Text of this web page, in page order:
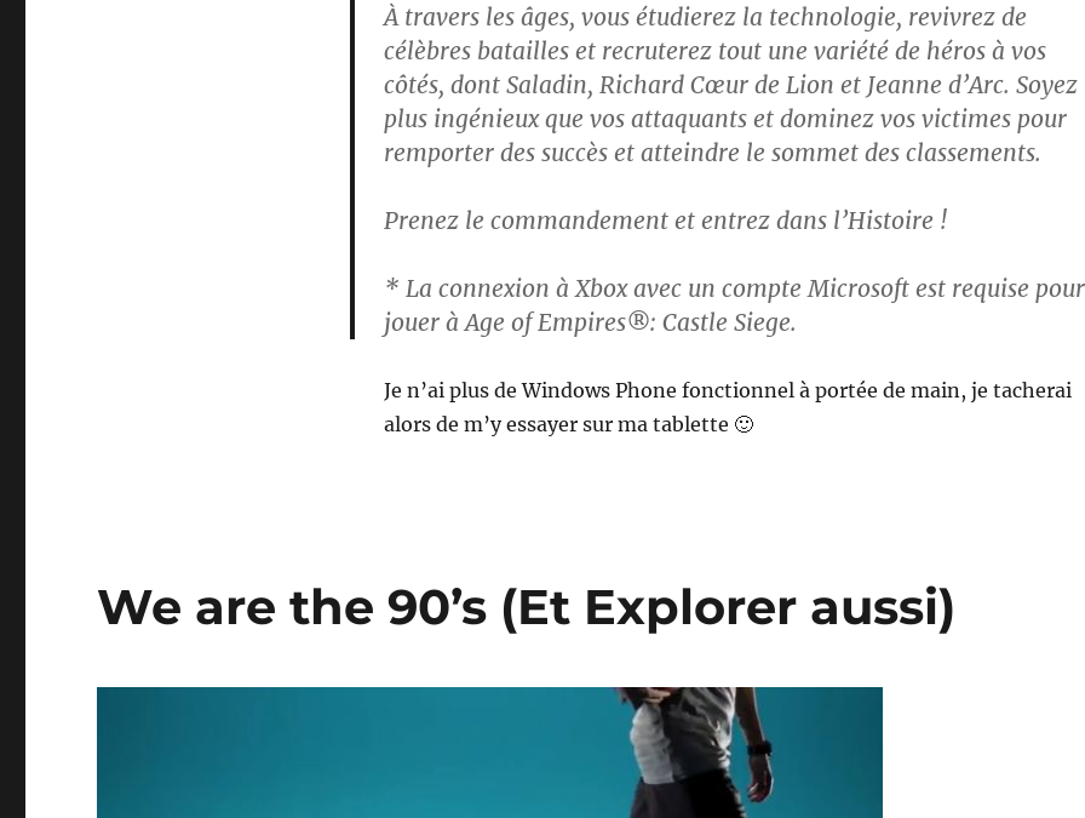
À travers les âges, vous étudierez la technologie, revivrez de
célèbres batailles et recruterez tout une variété de héros à vos
côtés, dont Saladin, Richard Cœur de Lion et Jeanne d’Arc. Soyez
plus ingénieux que vos attaquants et dominez vos victimes pour
remporter des succès et atteindre le sommet des classements.
Prenez le commandement et entrez dans l’Histoire !
* La connexion à Xbox avec un compte Microsoft est requise pour
jouer à Age of Empires®: Castle Siege.
Je n’ai plus de Windows Phone fonctionnel à portée de main, je tacherai
alors de m’y essayer sur ma tablette 🙂
We are the 90’s (Et Explorer aussi)